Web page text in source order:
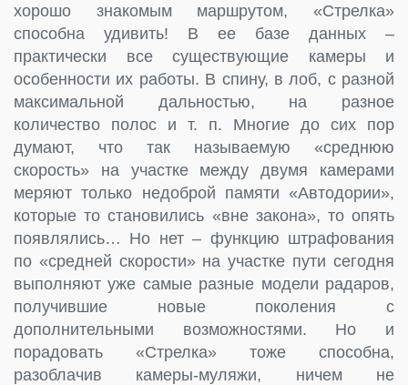
хорошо знакомым маршрутом, «Стрелка»
способна удивить! В ее базе данных –
практически все существующие камеры и
особенности их работы. В спину, в лоб, с разной
максимальной дальностью, на разное
количество полос и т. п. Многие до сих пор
думают, что так называемую «среднюю
скорость» на участке между двумя камерами
меряют только недоброй памяти «Автодории»,
которые то становились «вне закона», то опять
появлялись… Но нет – функцию штрафования
по «средней скорости» на участке пути сегодня
выполняют уже самые разные модели радаров,
получившие новые поколения с
дополнительными возможностями. Но и
порадовать «Стрелка» тоже способна,
разоблачив камеры-муляжи, ничем не